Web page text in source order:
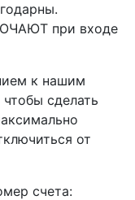
при входе
к нашим
сделать
от
счета: